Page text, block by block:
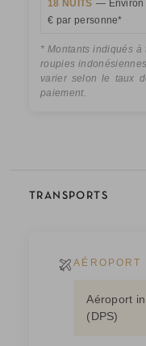
18 NUITS — Environ
€ par personne*
* Montants indiqués
roupies
varier selon le taux
paiement.
TRANSPORTS
AÉROPORT
Aéroport
(DPS)